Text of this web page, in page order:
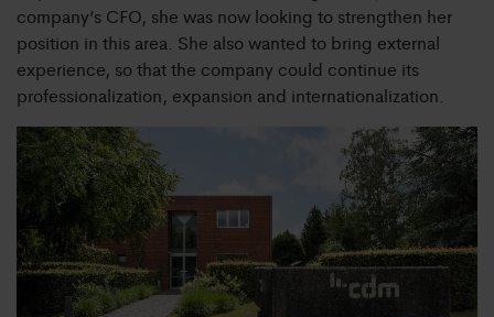
company’s CFO, she was now looking to strengthen her
position in this area. She also wanted to bring external
experience, so that the company could continue its
professionalization, expansion and internationalization.